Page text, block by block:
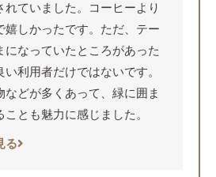
れていました。コーヒーより
嬉しかったです。ただ、テー
になっていたところがあった
利用者だけではないです。
などが多くあって、緑に囲ま
とも魅力に感じました。
る